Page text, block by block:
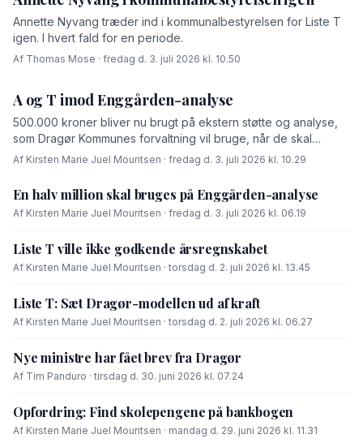
Annette Nyvang træder ind i kommunalbestyrelsen for Liste T
igen. I hvert fald for en periode.
Af Thomas Mose · fredag d. 3. juli 2026 kl. 10.50
A og T imod Enggården-analyse
500.000 kroner bliver nu brugt på ekstern støtte og analyse,
som Dragør Kommunes forvaltning vil bruge, når de skal
forhandle med OK-fonden om en driftsoverenskomst for
Af Kirsten Marie Juel Mouritsen · fredag d. 3. juli 2026 kl. 10.29
En halv million skal bruges på Enggården-analyse
Af Kirsten Marie Juel Mouritsen · fredag d. 3. juli 2026 kl. 06.19
Liste T ville ikke godkende årsregnskabet
Af Kirsten Marie Juel Mouritsen · torsdag d. 2. juli 2026 kl. 13.45
Liste T: Sæt Dragør-modellen ud af kraft
Af Kirsten Marie Juel Mouritsen · torsdag d. 2. juli 2026 kl. 06.27
Nye ministre har fået brev fra Dragør
Af Tim Panduro · tirsdag d. 30. juni 2026 kl. 07.24
Opfordring: Find skolepengene på bankbogen
Af Kirsten Marie Juel Mouritsen · mandag d. 29. juni 2026 kl. 11.31